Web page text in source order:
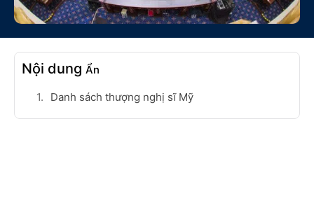
Nội dung Ẩn
Danh sách thượng nghị sĩ Mỹ